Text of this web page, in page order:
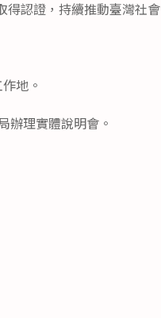
得認證，持續推動臺灣社會
地。
辦理實體說明會。